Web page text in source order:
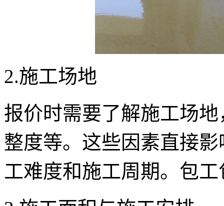
2.施工场地
报价时需要了解施工场
整度等。这些因素直接
工难度和施工周期。包